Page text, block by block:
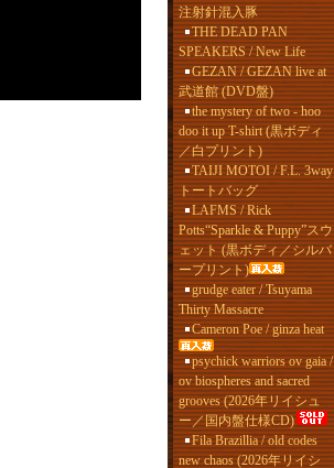
注射針混入豚
THE DEAD PAN
SPEAKERS / New Life
GEZAN / GEZAN live at
武道館 (DVD盤)
the mystery of two - hoo
doo it up T-shirt (黒ボディ
／白プリント)
TAIJI MOTOI / F.L. 3way
トートバッグ
LAFMS / Rick
Potts“Sparkle & Puppy”スウ
ェット (黒ボディ／シルバ
ープリント)
grudge eater / Tsuyama
Thirty Massacre
Cameron Poe / ginza heat
psychick warriors ov gaia /
ov biospheres and sacred
grooves (2026年リイシュ
ー／国内盤仕様CD)
Fila Brazillia / old codes
new chaos (2026年リイシ